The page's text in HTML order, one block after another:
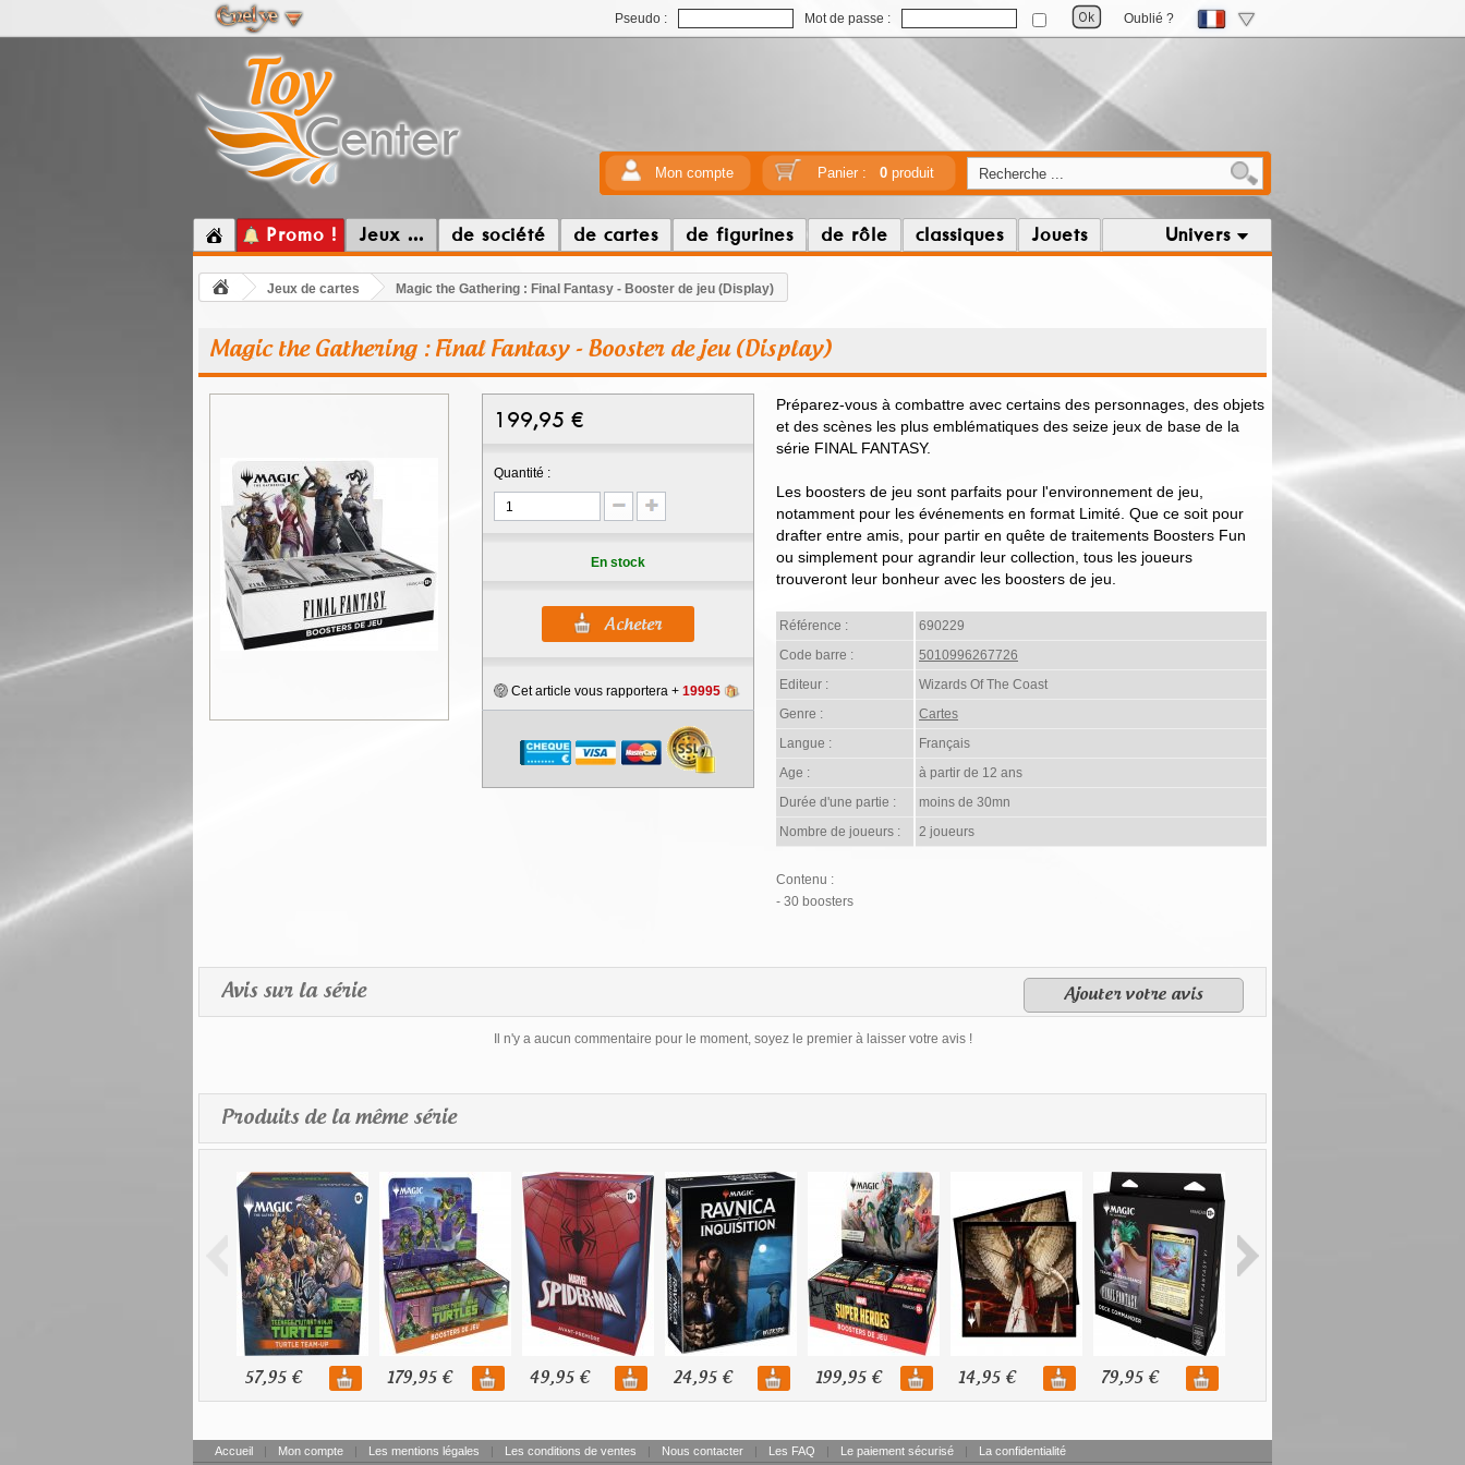
Pseudo : Mot de passe : Oublié ?
Mon compte Panier : 0produit
Promo ! Jeux ... de société de cartes de figurines de rôle classiques Jouets Univers
Jeux de cartes Magic the Gathering : Final Fantasy - Booster de jeu (Display)
Magic the Gathering : Final Fantasy - Booster de jeu (Display)
199,95 €
Quantité :
En stock
Cet article vous rapportera + 19995
Préparez-vous à combattre avec certains des personnages, des objets
et des scènes les plus emblématiques des seize jeux de base de la
série FINAL FANTASY.
Les boosters de jeu sont parfaits pour l'environnement de jeu,
notamment pour les événements en format Limité. Que ce soit pour
drafter entre amis, pour partir en quête de traitements Boosters Fun
ou simplement pour agrandir leur collection, tous les joueurs
trouveront leur bonheur avec les boosters de jeu.
Référence :
690229
Code barre :
5010996267726
Editeur :
Wizards Of The Coast
Genre :
Cartes
Langue :
Français
Age :
à partir de 12 ans
Durée d'une partie :
moins de 30mn
Nombre de joueurs :
2 joueurs
Contenu :
- 30 boosters
Avis sur la série Ajouter votre avis
Il n'y a aucun commentaire pour le moment, soyez le premier à laisser votre avis !
Produits de la même série
57,95 € 179,95 € 49,95 € 24,95 € 199,95 € 14,95 € 79,95 €
Accueil | Mon compte | Les mentions légales | Les conditions de ventes | Nous contacter | Les FAQ | Le paiement sécurisé | La confidentialité